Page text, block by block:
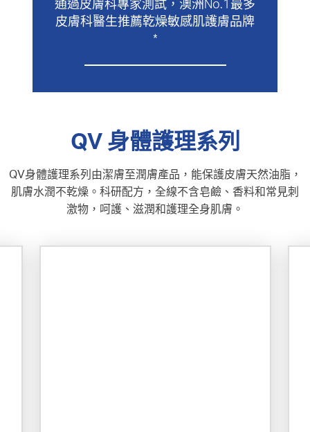
通過皮膚科專家測試，澳洲No.1最多
皮膚科醫生推薦乾燥敏感肌護膚品牌
*
QV 身體護理系列
QV身體護理系列由潔膚至潤膚產品，能保護皮膚天然油脂，
肌膚水潤不乾燥。科研配方，全線不含皂鹼、香料和常見刺
激物，呵護、滋潤和護理全身肌膚。